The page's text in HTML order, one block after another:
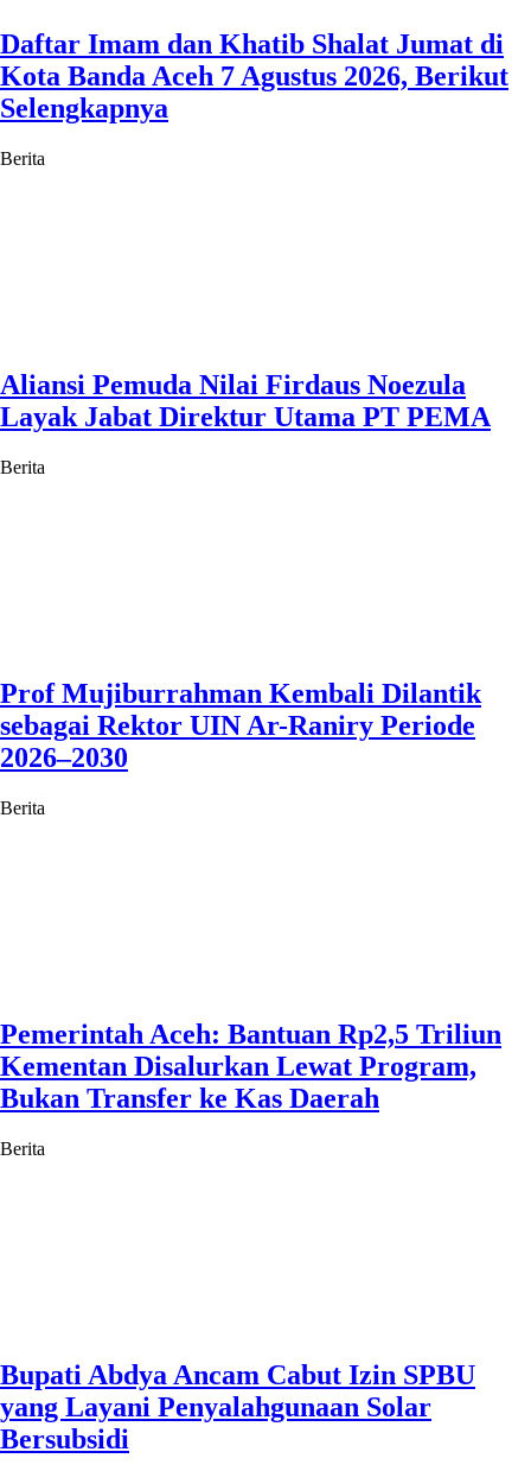
Daftar Imam dan Khatib Shalat Jumat di
Kota Banda Aceh 7 Agustus 2026, Berikut
Selengkapnya
Berita
Aliansi Pemuda Nilai Firdaus Noezula
Layak Jabat Direktur Utama PT PEMA
Berita
Prof Mujiburrahman Kembali Dilantik
sebagai Rektor UIN Ar-Raniry Periode
2026–2030
Berita
Pemerintah Aceh: Bantuan Rp2,5 Triliun
Kementan Disalurkan Lewat Program,
Bukan Transfer ke Kas Daerah
Berita
Bupati Abdya Ancam Cabut Izin SPBU
yang Layani Penyalahgunaan Solar
Bersubsidi